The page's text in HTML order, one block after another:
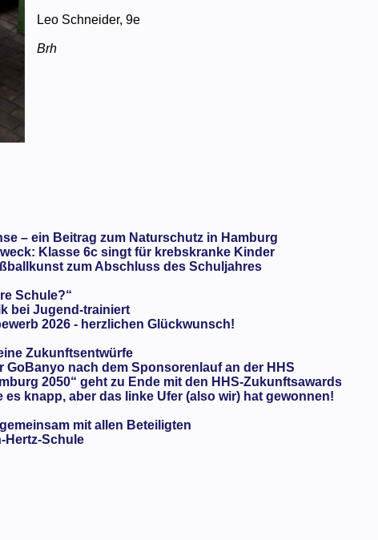
Leo Schneider, 9e
Brh
– ein Beitrag zum Naturschutz in Hamburg
Klasse 6c singt für krebskranke Kinder
zum Abschluss des Schuljahres
Schule?“
bei Jugend-trainiert
2026 - herzlichen Glückwunsch!
Zukunftsentwürfe
nach dem Sponsorenlauf an der HHS
2050“ geht zu Ende mit den HHS-Zukunftsawards
knapp, aber das linke Ufer (also wir) hat gewonnen!
mit allen Beteiligten
Hertz-Schule